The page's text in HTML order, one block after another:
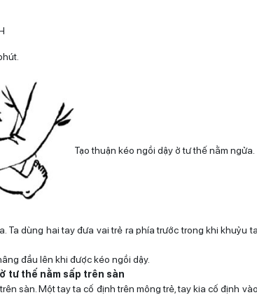
Tạo thuận kéo ngồi dậy ở tư thế nằm ngửa.
Ta dùng hai tay đưa vai trẻ ra phía trước trong khi khuỷu
đầu lên khi được kéo ngồi dậy.
tư thế nằm sấp trên sàn
sàn. Một tay ta cố định trên mông trẻ, tay kia cố định